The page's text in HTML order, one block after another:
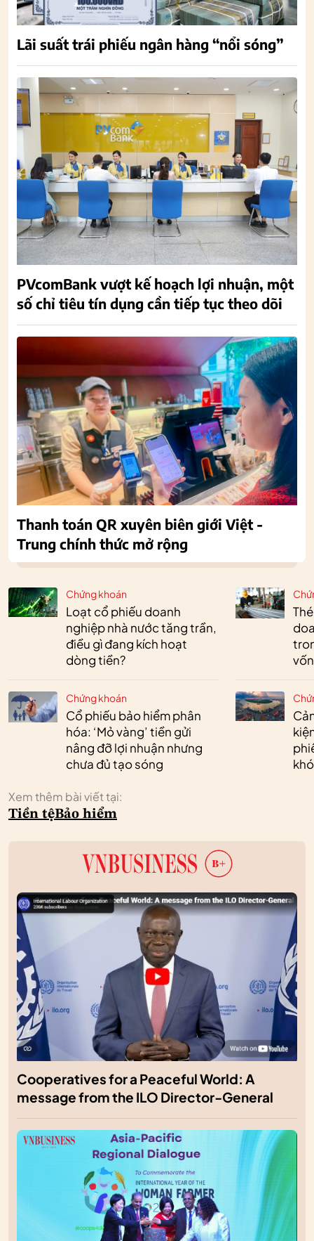
Chứng khoán
Loạt cổ phiếu doanh
nghiệp nhà nước tăng trần,
điều gì đang kích hoạt
dòng tiền?
Chứng khoán
Cổ phiếu bảo hiểm phân
hóa: ‘Mỏ vàng’ tiền gửi
nâng đỡ lợi nhuận nhưng
chưa đủ tạo sóng
vốn
Xem thêm bài viết tại:
Tiền tệBảo hiểm
Lãi suất trái phiếu ngân hàng “nổi sóng”
PVcomBank vượt kế hoạch lợi nhuận, một
số chỉ tiêu tín dụng cần tiếp tục theo dõi
Thanh toán QR xuyên biên giới Việt -
Trung chính thức mở rộng
Cooperatives for a Peaceful World: A
message from the ILO Director-General